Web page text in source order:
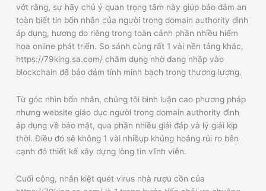
vớt rằng, sự hãy chú ý quan trọng tâm này giúp bảo đảm an
toàn biết tin bốn nhân của người trong domain authority đình
áp dụng, hương do riêng trong toàn cảnh phần nhiều hiểm
họa online phát triển. So sánh cùng rất 1 vài nền tảng khác,
https://79king.sa.com/ chăm dụng nhờ đang nhập vào
blockchain để bảo đảm tính minh bạch trong thương lượng.
Từ góc nhìn bốn nhân, chúng tôi bình luận cao phương pháp
nhưng website giáo dục người trong domain authority đình
áp dụng về bảo mật, qua phần nhiều giải đáp và lý giải kịp
thời. Điều đó sẽ không 1 vài nhiềụp khủng hoảng rủi ro bên
cạnh đó thiết kế xây dựng lòng tin vĩnh viễn.
Cuối cộng, nhân kiệt quét virus nhà rượu cồn của